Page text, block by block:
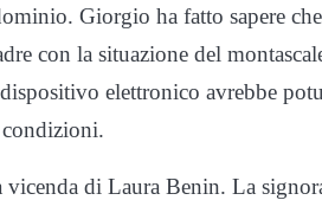
Giorgio ha fatto sapere
con la situazione del
elettronico avrebbe
condizioni.
vicenda di Laura Benin. La